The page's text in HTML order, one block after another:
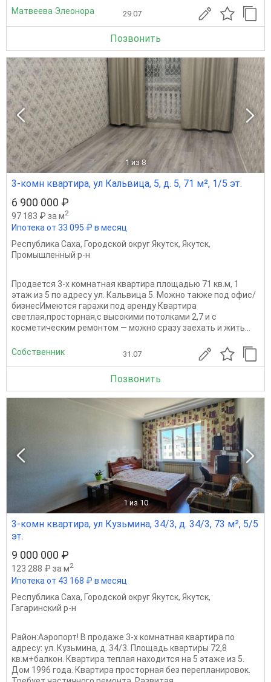
Матвеева Элеонора 29.07
Позвонить
1 из 8
3-комн квартира, ул Кальвица, 5, д. 5, 71 м², 1/5 эт.
6 900 000 ₽
97 183 ₽ за м2
Ипотека от 33 095 ₽ в месяц
Республика Саха, Городской округ Якутск, Якутск,
Промышленный р-н
Продается 3-х комнатная квартира площадью 71 кв.м, 1
этаж из 5 по адресу ул. Кальвица 5. Можно также под офис/
бизнесИмеются гаражи под аренду Квартира
светлая,просторная,с высокими потолками 2,7 и с
косметическим ремонтом — можно сразу заехать и жить...
Собственник 31.07
Позвонить
1 из 10
3-комн квартира, ул Кузьмина, 34/3, д. 34/3, 73 м², 5/5
эт.
9 000 000 ₽
123 288 ₽ за м2
Ипотека от 43 168 ₽ в месяц
Республика Саха, Городской округ Якутск, Якутск,
Гагаринский р-н
Район:Аэропорт! В продаже 3-х комнатная квартира по
адресу: ул. Кузьмина, д. 34/3. Площадь квартиры 72,8
кв.м+балкон. Квартира теплая находится на 5 этаже из 5.
Дом 1996 года. Квартира просторная без перепланировок.